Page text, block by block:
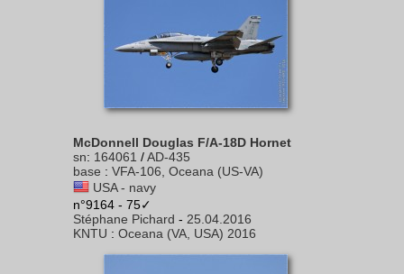
McDonnell Douglas F/A-18D Hornet
sn: 164061 /AD-435
base : VFA-106, Oceana (US-VA)
USA - navy
n°9164 - 75✓
Stéphane Pichard - 25.04.2016
KNTU : Oceana (VA, USA) 2016